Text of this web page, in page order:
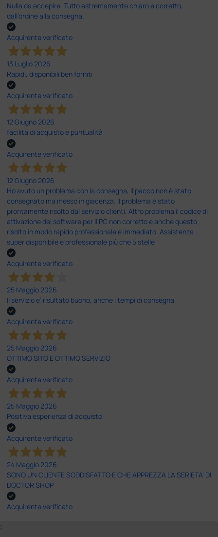
Nulla da eccepire. Tutto estremamente chiaro e corretto,
dall’ordine alla consegna.
Acquirente verificato
13 Luglio 2026
Rapidi, disponibili ben forniti
Acquirente verificato
12 Giugno 2026
facilità di acquisto e puntualità
Acquirente verificato
12 Giugno 2026
Ho avuto un problema con la consegna, il pacco non è stato
consegnato ma messo in giacenza. Il problema è stato
prontamente risolto dal servizio clienti. Altro problema il codice di
attivazione del software per il PC non corretto e anche questo
risolto in modo rapido professionale e immediato. Assistenza
super disponibile e professionale più che 5 stelle
Acquirente verificato
25 Maggio 2026
Il servizio e’ risultato buono, anche i tempi di consegna
Acquirente verificato
25 Maggio 2026
OTTIMO SITO E OTTIMO SERVIZIO
Acquirente verificato
25 Maggio 2026
Positiva esperienza di acquisto
Acquirente verificato
24 Maggio 2026
SONO UN CLIENTE SODDISFATTO E CHE APPREZZA LA SERIETA' DI
DOCTOR SHOP
Acquirente verificato
;